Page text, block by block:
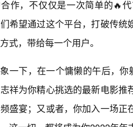
作，不仅仅是一次简单的🔥
希望通过这个平台，打破传
式，带给每一个用户。
一下，在一个慵懒的午后，
祥为你精心挑选的最新电影
盛宴；又或者，你加入一场